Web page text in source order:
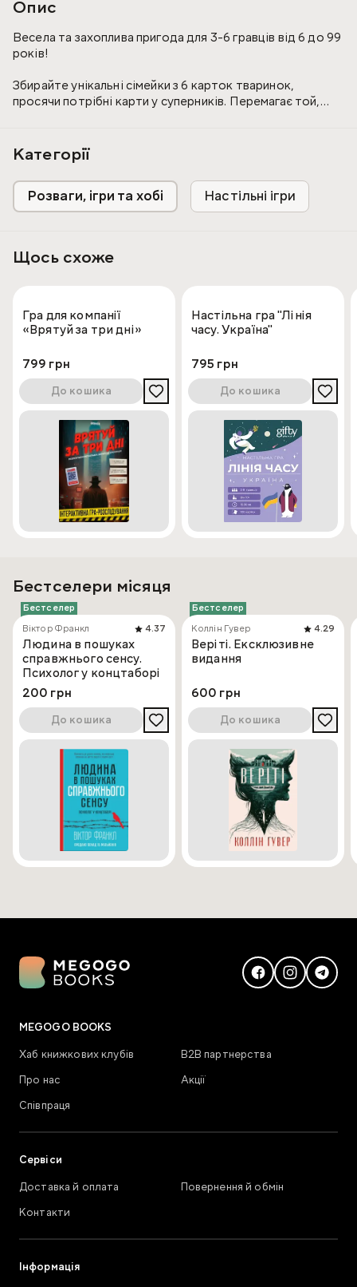
Опис
Весела та захоплива пригода для 3-6 гравців від 6 до 99
років!
Збирайте унікальні сімейки з 6 карток тваринок,
просячи потрібні карти у суперників. Перемагає той,
Ідеальна для сімейних вечорів, дружніх зустрічей і
подорожей. Веселіться, розвивайте увагу та логіку
разом із «Незвичайною сімейкою»!
Категорії
Розваги, ігри та хобі Настільні ігри
Щось схоже
Гра для компанії
«Врятуй за три дні»
799 грн
До кошика
Настільна гра "Лінія
часу. Україна"
795 грн
До кошика
Бестселери місяця
Бестселер
Віктор Франкл
4.37
Людина в пошуках
справжнього сенсу.
Психолог у концтаборі
200 грн
До кошика
Бестселер
Коллін Гувер
4.29
Веріті. Ексклюзивне
видання
600 грн
До кошика
MEGOGO BOOKS
Хаб книжкових клубів
В2В партнерства
Про нас
Акції
Співпраця
Сервіси
Доставка й оплата
Повернення й обмін
Контакти
Інформація